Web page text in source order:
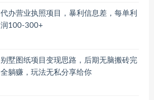
代办营业执照项目，暴利信息差，每单利
润100-300+
别墅图纸项目变现思路，后期无脑搬砖完
全躺赚，玩法无私分享给你